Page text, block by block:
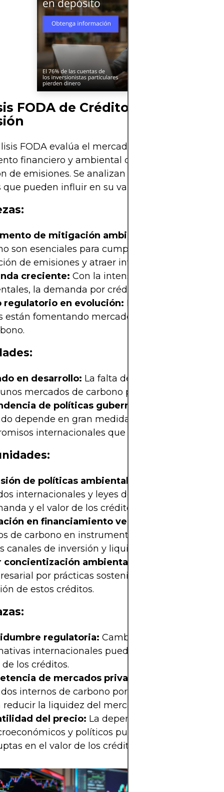
FODA de Créditos de Carbono
FODA evalúa el mercado de créditos de
financiero y ambiental clave para incentivar
de emisiones. Se analizan los factores internos
que pueden influir en su valor y adopción.
de mitigación ambiental:
son esenciales para cumplir con las metas de
de emisiones y atraer inversiones en
creciente: Con la intensificación de las
la demanda por créditos de carbono está
regulatorio en evolución: Las normativas
están fomentando mercados estructurados
en desarrollo: La falta de estandarización y
mercados de carbono puede generar
de políticas gubernamentales:
depende en gran medida de regulaciones y
internacionales que pueden cambiar.
de políticas ambientales:
internacionales y leyes de emisiones puede
y el valor de los créditos de carbono.
en financiamiento verde:
de carbono en instrumentos financieros
canales de inversión y liquidez.
concientización ambiental:
por prácticas sostenibles puede
de estos créditos.
regulatoria: Cambios en políticas
internacionales pueden afectar la
los créditos.
de mercados privados:
internos de carbono por parte de empresas
reducir la liquidez del mercado público.
del precio: La dependencia de factores
y políticos puede generar
en el valor de los créditos.